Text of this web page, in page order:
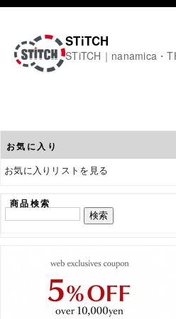
STiTCH
STiTCH｜nanamica・
お気に入り
お気に入りリストを見る
商品検索